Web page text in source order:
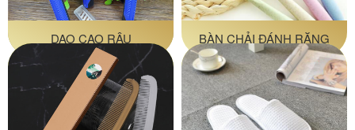
DAO CẠO RÂU BÀN CHẢI ĐÁNH RĂNG